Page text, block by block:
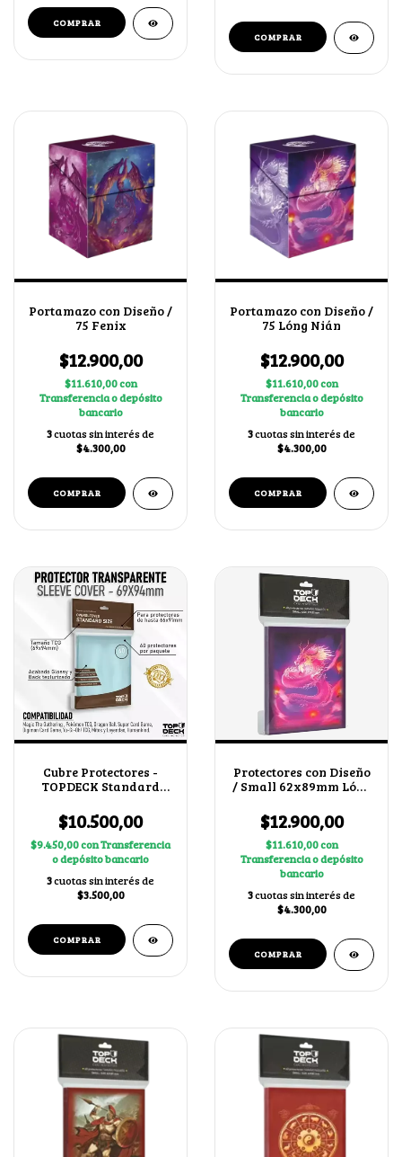
Portamazo con Diseño /
75 Fenix
$12.900,00
$11.610,00con
Transferencia o depósito
bancario
3cuotas sin interés de
$4.300,00
Portamazo con Diseño /
75 Lóng Nián
$12.900,00
$11.610,00con
Transferencia o depósito
bancario
3cuotas sin interés de
$4.300,00
Cubre Protectores -
TOPDECK Standard
$10.500,00
$9.450,00conTransferencia
o depósito bancario
3cuotas sin interés de
$3.500,00
Protectores con Diseño
/ Small 62x89mm Lóng
$12.900,00
$11.610,00con
Transferencia o depósito
bancario
3cuotas sin interés de
$4.300,00